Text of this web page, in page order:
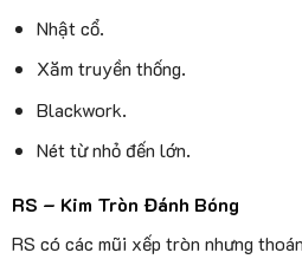
Nhật cổ.
Xăm truyền thống.
Blackwork.
Nét từ nhỏ đến lớn.
RS – Kim Tròn Đánh Bóng
RS có các mũi xếp tròn nhưng